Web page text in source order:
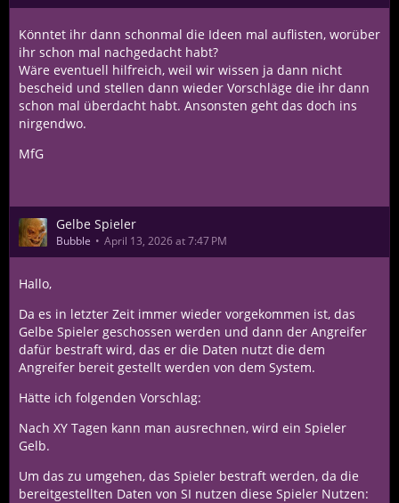
Könntet ihr dann schonmal die Ideen mal auflisten, worüber
ihr schon mal nachgedacht habt?
Wäre eventuell hilfreich, weil wir wissen ja dann nicht
bescheid und stellen dann wieder Vorschläge die ihr dann
schon mal überdacht habt. Ansonsten geht das doch ins
nirgendwo.
MfG
Gelbe Spieler
Bubble April 13, 2026 at 7:47 PM
Hallo,
Da es in letzter Zeit immer wieder vorgekommen ist, das
Gelbe Spieler geschossen werden und dann der Angreifer
dafür bestraft wird, das er die Daten nutzt die dem
Angreifer bereit gestellt werden von dem System.
Hätte ich folgenden Vorschlag:
Nach XY Tagen kann man ausrechnen, wird ein Spieler
Gelb.
Um das zu umgehen, das Spieler bestraft werden, da die
bereitgestellten Daten von SI nutzen diese Spieler Nutzen: